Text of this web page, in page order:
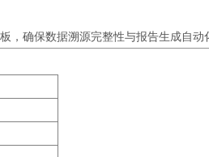
，确保数据溯源完整性与报告生成自动